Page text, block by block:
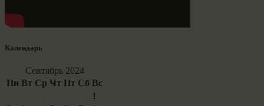
Календарь
Сентябрь 2024
Пн Вт Ср Чт Пт Сб Вс
1